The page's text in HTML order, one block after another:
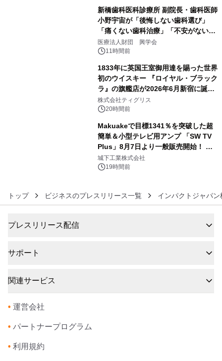
新橋歯科医科診療所 副院長・歯科医師
小野宇宙が「後悔しない歯科選び」
「痛くない歯科治療」「不安がない治
療計画」をテーマに専門監修
医療法人財団 興学会
11時間前
1833年に英国王室御用達を賜った世界
初のウイスキー 『ロイヤル・ブラック
ラ』の旗艦店が2026年6月新宿に誕
生 バカルディ ジャパンと連携した
没入型バー「BAR Arca」
株式会社ティグリス
20時間前
Makuakeで目標1341％を突破した超
簡単＆小型テレビ用アンプ 「SW TV
Plus」8月7日より一般販売開始！ ケ
ーブル1本つなぐだけ、テレビの音が
ぐっと豊かに
城下工業株式会社
19時間前
トップ ビジネスのプレスリリース一覧 インパクトジャパン
プレスリリース配信
サポート
関連サービス
• 運営会社
• パートナープログラム
• 利用規約